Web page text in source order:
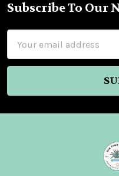
Footer
Subscribe To Our
Address